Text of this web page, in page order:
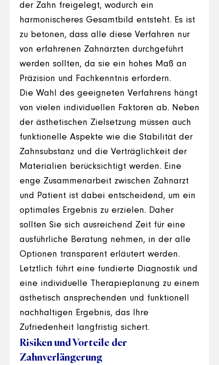
der Zahn freigelegt, wodurch ein
harmonischeres Gesamtbild entsteht. Es ist
zu betonen, dass alle diese Verfahren nur
von erfahrenen Zahnärzten durchgeführt
werden sollten, da sie ein hohes Maß an
Präzision und Fachkenntnis erfordern.
Die Wahl des geeigneten Verfahrens hängt
von vielen individuellen Faktoren ab. Neben
der ästhetischen Zielsetzung müssen auch
funktionelle Aspekte wie die Stabilität der
Zahnsubstanz und die Verträglichkeit der
Materialien berücksichtigt werden. Eine
enge Zusammenarbeit zwischen Zahnarzt
und Patient ist dabei entscheidend, um ein
optimales Ergebnis zu erzielen. Daher
sollten Sie sich ausreichend Zeit für eine
ausführliche Beratung nehmen, in der alle
Optionen transparent erläutert werden.
Letztlich führt eine fundierte Diagnostik und
eine individuelle Therapieplanung zu einem
ästhetisch ansprechenden und funktionell
nachhaltigen Ergebnis, das Ihre
Zufriedenheit langfristig sichert.
Risiken und Vorteile der
Zahnverlängerung